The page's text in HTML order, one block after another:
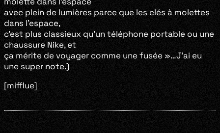
avec plein de lumières parce que les clés à molettes
dans l’espace,
c’est plus classieux qu’un téléphone portable ou une
chaussure Nike, et
ça mérite de voyager comme une fusée »…J’ai eu
une super note.)
[mifflue]